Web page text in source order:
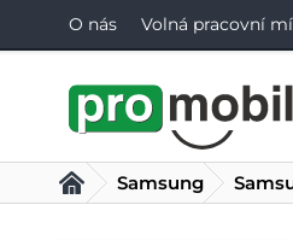
O nás Volná pracovní
Samsung